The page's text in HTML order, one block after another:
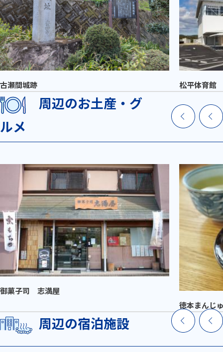
古瀬間城跡 松平体育館
周辺のお土産・グ
ルメ
御菓子司 志満屋
徳本まんじ
周辺の宿泊施設